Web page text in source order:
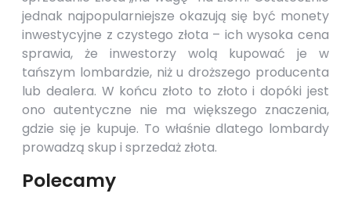
jednak najpopularniejsze okazują się być monety
inwestycyjne z czystego złota – ich wysoka cena
sprawia, że inwestorzy wolą kupować je w
tańszym lombardzie, niż u droższego producenta
lub dealera. W końcu złoto to złoto i dopóki jest
ono autentyczne nie ma większego znaczenia,
gdzie się je kupuje. To właśnie dlatego lombardy
prowadzą skup i sprzedaż złota.
Polecamy